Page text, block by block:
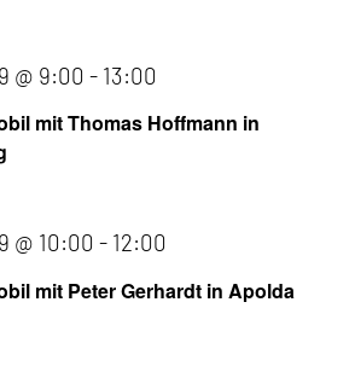
mit Thomas Hoffmann in
@ 9:00 - 13:00
mit Peter Gerhardt in Apolda
@ 10:00 - 12:00